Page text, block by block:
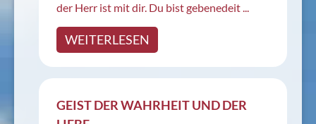
der Herr ist mit dir. Du bist gebenedeit ...
WEITERLESEN
GEIST DER WAHRHEIT UND DER